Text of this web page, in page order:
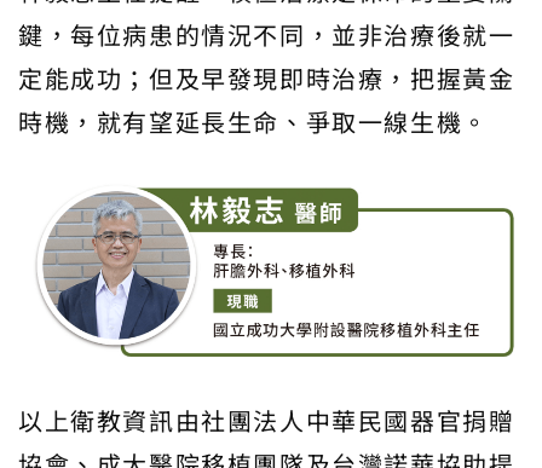
鍵，每位病患的情況不同，並非治療後就一
定能成功；但及早發現即時治療，把握黃金
時機，就有望延長生命、爭取一線生機。
以上衛教資訊由社團法人中華民國器官捐贈